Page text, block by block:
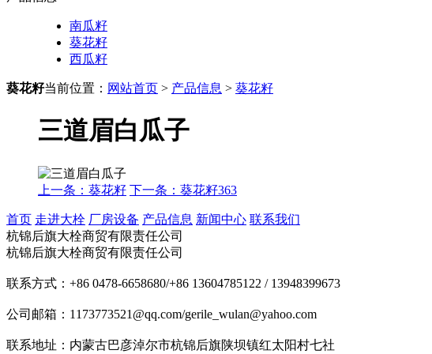
南瓜籽
葵花籽
西瓜籽
葵花籽当前位置： 网站首页 > 产品信息 > 葵花籽
三道眉白瓜子
上一条：葵花籽 下一条：葵花籽363
首页 走进大栓 厂房设备 产品信息 新闻中心 联系我们
杭锦后旗大栓商贸有限责任公司
杭锦后旗大栓商贸有限责任公司
联系方式：+86 0478-6658680/+86 13604785122 / 13948399673
公司邮箱：1173773521@qq.com/gerile_wulan@yahoo.com
联系地址：内蒙古巴彦淖尔市杭锦后旗陕坝镇红太阳村七社